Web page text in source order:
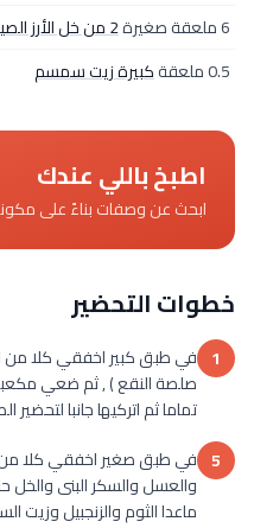
6 ملعقة صغيرة
2 من خل الأرز الصينى ويمكن ابداله بالخل الأبيض
0.5 ملعقة
كبيرة زيت سمسم
اطبخ باللي عندك
ابحث عن وصفات بناءً على
خطوات التحضير
1 في طبق كبير اخفقي كلا من
صلصة النقع ) , ثم ضعي
تماما ثم اتركيها جانبا
5 في طبق صغير اخفقي كلا من
والعسل والسكر البنى
ماعدا الثوم والزنجبيل وزيت